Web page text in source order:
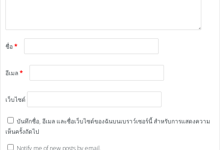
ชื่อ*
อีเมล*
เว็บไซต์
บันทึกชื่อ, อีเมล และชื่อเว็บไซต์ของฉันบนเบราว์เซอร์นี้ สำหรับการแสดงความ
เห็นครั้งถัดไป
Notify me of new posts by email.